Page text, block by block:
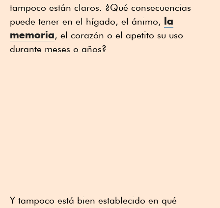
tampoco están claros. ¿Qué consecuencias
puede tener en el hígado, el ánimo, la
memoria, el corazón o el apetito su uso
durante meses o años?
Y tampoco está bien establecido en qué